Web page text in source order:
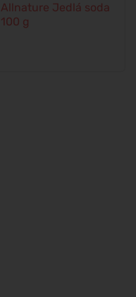
Allnature Jedlá soda
100 g